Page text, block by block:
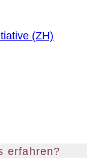
(ZH)
erfahren?